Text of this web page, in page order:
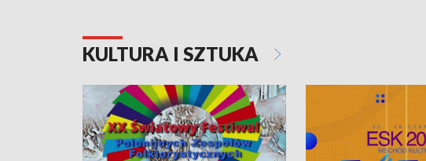
KULTURA I SZTUKA